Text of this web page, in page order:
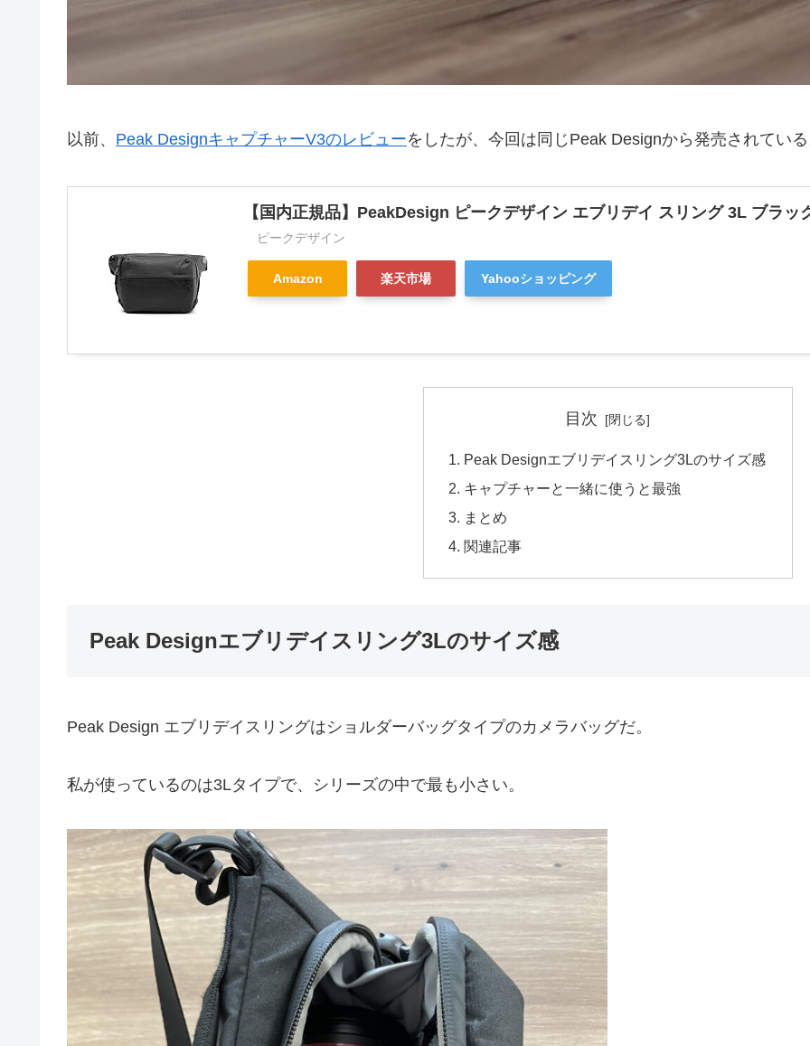
以前、 Peak DesignキャプチャーV3のレビューをしたが、今回は同じPeak Designから発売されてい
【国内正規品】PeakDesign ピークデザイン エブリデイ スリング 3L ブラッ
ピークデザイン
Amazon 楽天市場 Yahooショッピング
目次
Peak Designエブリデイスリング3Lのサイズ感
キャプチャーと一緒に使うと最強
まとめ
関連記事
Peak Designエブリデイスリング3Lのサイズ感
Peak Design エブリデイスリングはショルダーバッグタイプのカメラバッグだ。
私が使っているのは3Lタイプで、シリーズの中で最も小さい。